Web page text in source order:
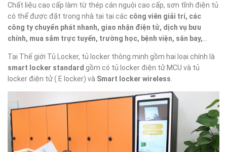
Chất liệu cao cấp làm từ thép cán nguội cao cấp, sơn tĩnh điện tủ
có thể được đặt trong nhà tại tại các công viên giải trí, các
công ty chuyển phát nhanh, giao nhận điện tử, dịch vụ bưu
chính, mua sắm trực tuyến, trường học, bệnh viện, sân bay,
Tại Thế giới Tủ Locker, tủ locker thông minh gồm hai loại chính là
smart locker standard gồm có tủ locker điện tử MCU và tủ
locker điện tử ( E locker) và Smart locker wireless